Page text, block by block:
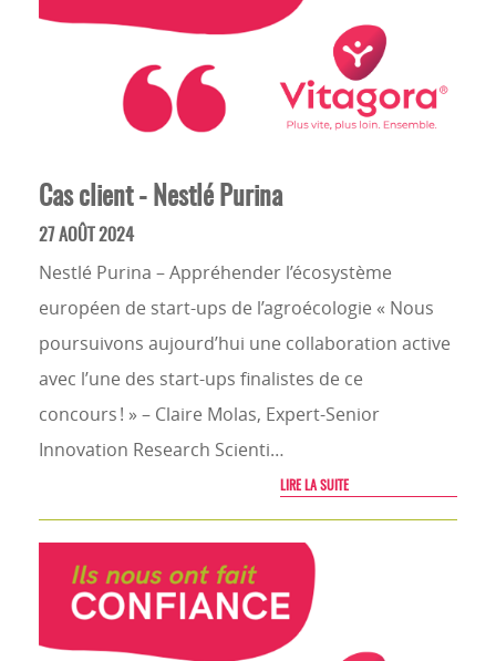
Cas client - Nestlé Purina
27 AOÛT 2024
Nestlé Purina – Appréhender l’écosystème
européen de start-ups de l’agroécologie « Nous
poursuivons aujourd’hui une collaboration active
avec l’une des start-ups finalistes de ce
concours ! » – Claire Molas, Expert-Senior
Innovation Research Scienti…
LIRE LA SUITE